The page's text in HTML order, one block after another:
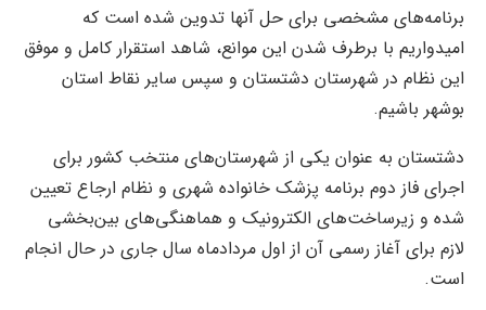
برنامه‌های مشخصی برای حل آنها تدوین شده است که
امیدواریم با برطرف شدن این موانع، شاهد استقرار کامل و موفق
این نظام در شهرستان دشتستان و سپس سایر نقاط استان
بوشهر باشیم.
دشتستان به عنوان یکی از شهرستان‌های منتخب کشور برای
اجرای فاز دوم برنامه پزشک خانواده شهری و نظام ارجاع تعیین
شده و زیرساخت‌های الکترونیک و هماهنگی‌های بین‌بخشی
لازم برای آغاز رسمی آن از اول مردادماه سال جاری در حال انجام
است.